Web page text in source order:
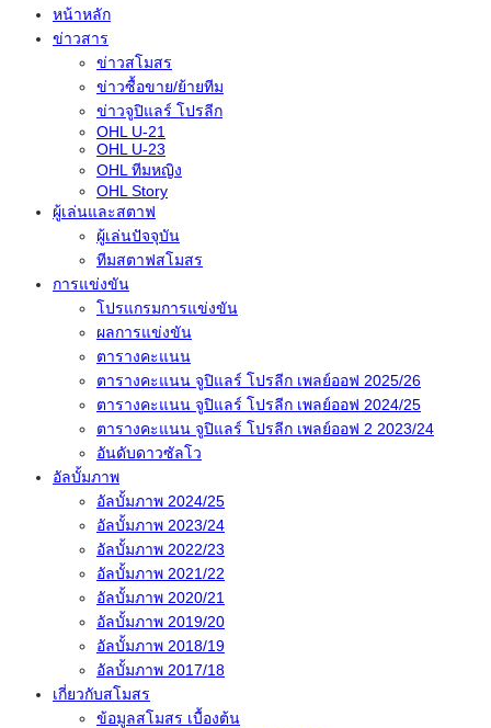
หน้าหลัก
ข่าวสาร
ข่าวสโมสร
ข่าวซื้อขาย/ย้ายทีม
ข่าวจูปิแลร์ โปรลีก
OHL U-21
OHL U-23
OHL ทีมหญิง
OHL Story
ผู้เล่นและสตาฟ
ผู้เล่นปัจจุบัน
ทีมสตาฟสโมสร
การแข่งขัน
โปรแกรมการแข่งขัน
ผลการแข่งขัน
ตารางคะแนน
ตารางคะแนน จูปิแลร์ โปรลีก เพลย์ออฟ 2025/26
ตารางคะแนน จูปิแลร์ โปรลีก เพลย์ออฟ 2024/25
ตารางคะแนน จูปิแลร์ โปรลีก เพลย์ออฟ 2 2023/24
อันดับดาวซัลโว
อัลบั้มภาพ
อัลบั้มภาพ 2024/25
อัลบั้มภาพ 2023/24
อัลบั้มภาพ 2022/23
อัลบั้มภาพ 2021/22
อัลบั้มภาพ 2020/21
อัลบั้มภาพ 2019/20
อัลบั้มภาพ 2018/19
อัลบั้มภาพ 2017/18
เกี่ยวกับสโมสร
ข้อมูลสโมสร เบื้องต้น